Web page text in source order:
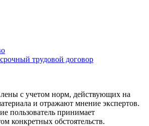
трудовой договор
с учетом норм, действующих на
и отражают мнение экспертов.
пользователь принимает
конкретных обстоятельств.